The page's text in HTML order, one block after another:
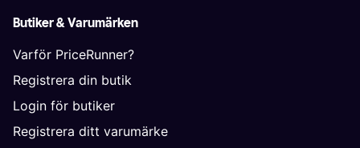
Butiker & Varumärken
Varför PriceRunner?
Registrera din butik
Login för butiker
Registrera ditt varumärke